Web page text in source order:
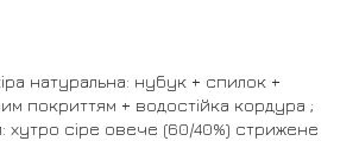
натуральна: нубук + спилок +
покриттям + водостійка кордура ;
хутро сіре овече (60/40%) стрижене